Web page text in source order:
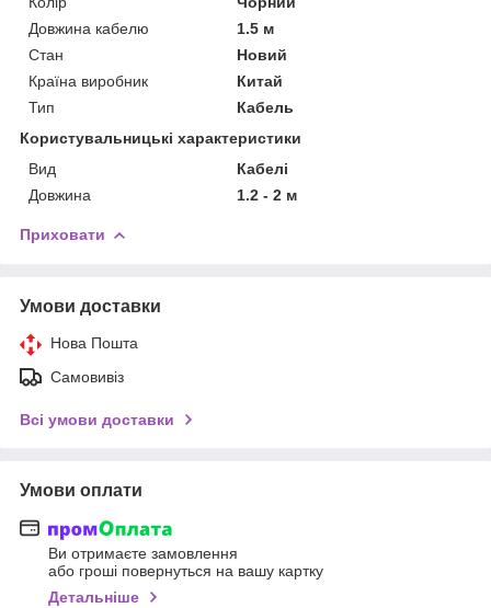
Довжина кабелю
1.5 м
Стан
Новий
Країна виробник
Китай
Тип
Кабель
Користувальницькі характеристики
Вид
Кабелі
Довжина
1.2 - 2 м
Приховати
Умови доставки
Нова Пошта
Самовивіз
Всі умови доставки
Умови оплати
Ви отримаєте замовлення
або гроші повернуться на вашу картку
Детальніше